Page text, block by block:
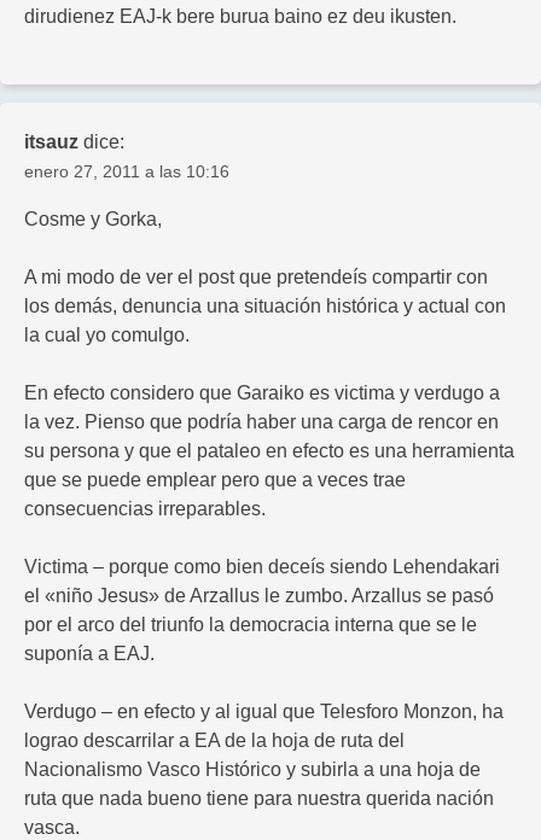
dirudienez EAJ-k bere burua baino ez deu ikusten.
itsauz dice:
enero 27, 2011 a las 10:16
Cosme y Gorka,
A mi modo de ver el post que pretendeís compartir con
los demás, denuncia una situación histórica y actual con
la cual yo comulgo.
En efecto considero que Garaiko es victima y verdugo a
la vez. Pienso que podría haber una carga de rencor en
su persona y que el pataleo en efecto es una herramienta
que se puede emplear pero que a veces trae
consecuencias irreparables.
Victima – porque como bien deceís siendo Lehendakari
el «niño Jesus» de Arzallus le zumbo. Arzallus se pasó
por el arco del triunfo la democracia interna que se le
suponía a EAJ.
Verdugo – en efecto y al igual que Telesforo Monzon, ha
lograo descarrilar a EA de la hoja de ruta del
Nacionalismo Vasco Histórico y subirla a una hoja de
ruta que nada bueno tiene para nuestra querida nación
vasca.